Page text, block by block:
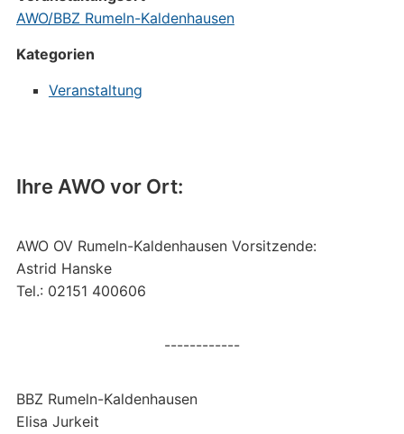
Ihre AWO vor Ort:
AWO OV Rumeln-Kaldenhausen Vorsitzende:
Astrid Hanske
Tel.: 02151 400606
------------
BBZ Rumeln-Kaldenhausen
Elisa Jurkeit
AWO/BBZ Rumeln-Kaldenhausen
Kategorien
Veranstaltung